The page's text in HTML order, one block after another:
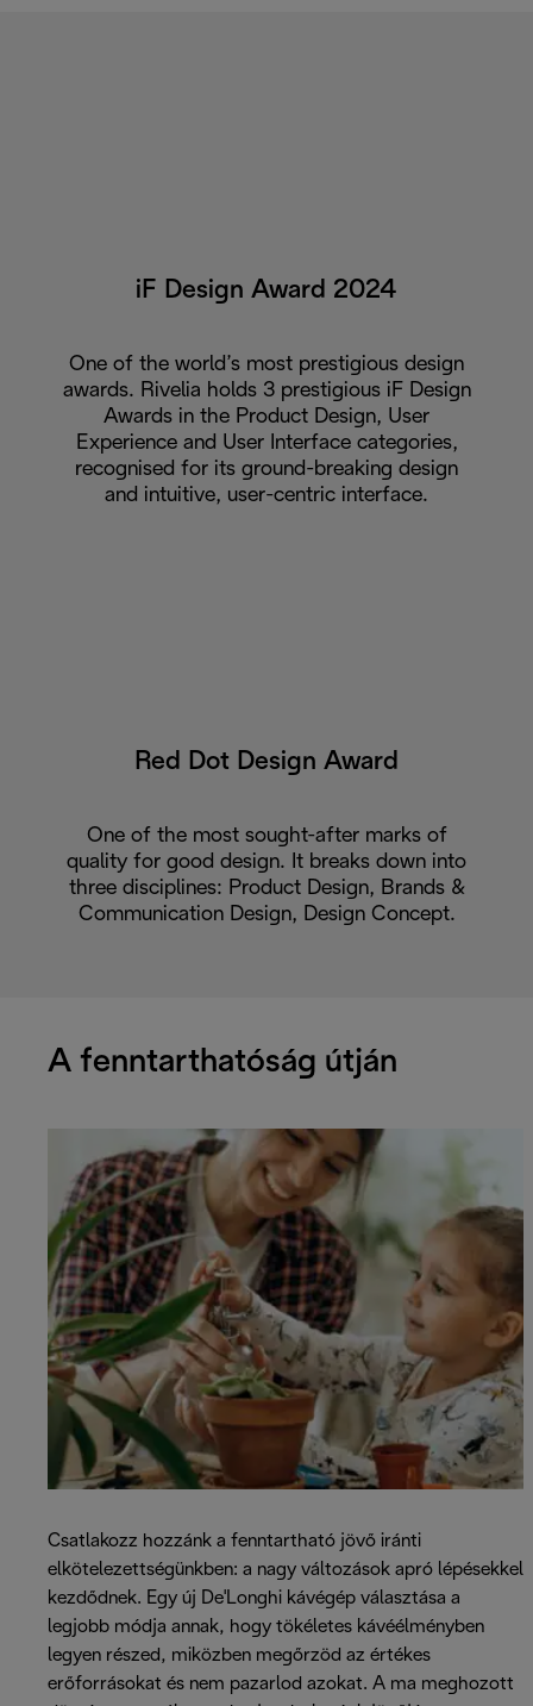
iF Design Award 2024
One of the world’s most prestigious design
awards. Rivelia holds 3 prestigious iF Design
Awards in the Product Design, User
Experience and User Interface categories,
recognised for its ground-breaking design
and intuitive, user-centric interface.
Red Dot Design Award
One of the most sought-after marks of
quality for good design. It breaks down into
three disciplines: Product Design, Brands &
Communication Design, Design Concept.
A fenntarthatóság útján
Csatlakozz hozzánk a fenntartható jövő iránti
elkötelezettségünkben: a nagy változások apró lépésekkel
kezdődnek. Egy új De'Longhi kávégép választása a
legjobb módja annak, hogy tökéletes kávéélményben
legyen részed, miközben megőrzöd az értékes
erőforrásokat és nem pazarlod azokat. A ma meghozott